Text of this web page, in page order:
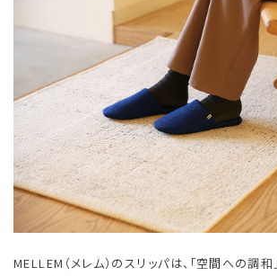
MELLEM（メレム）のスリッパは、「空間への調和